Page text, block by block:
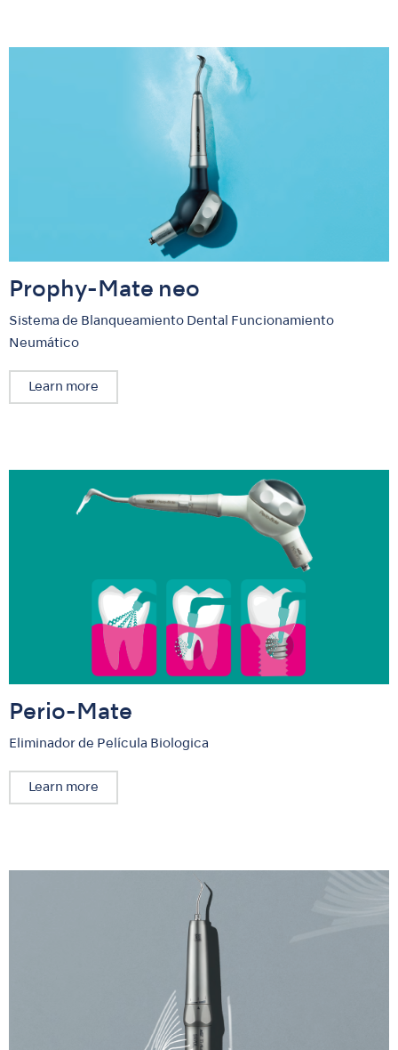
Prophy-Mate neo
Sistema de Blanqueamiento Dental Funcionamiento
Neumático
Learn more
Perio-Mate
Eliminador de Película Biologica
Learn more